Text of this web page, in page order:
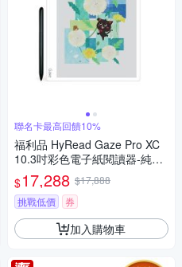
聯名卡最高回饋10%
福利品 HyRead Gaze Pro XC
10.3吋彩色電子紙閱讀器-純淨
白
$17,288 $17,888
挑戰低價
券
加入購物車